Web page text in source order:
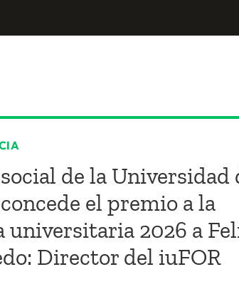
de la Universidad
el premio a la
2026 a
Director del iuFOR